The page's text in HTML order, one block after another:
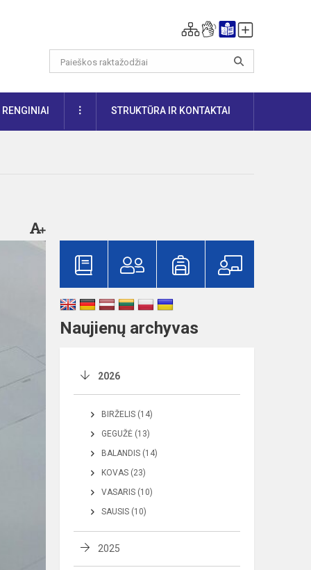
RENGINIAI DAUGIAUSTRUKTŪRA IR KONTAKTAI
Naujienų archyvas
2026
BIRŽELIS (14)
GEGUŽĖ (13)
BALANDIS (14)
KOVAS (23)
VASARIS (10)
SAUSIS (10)
2025